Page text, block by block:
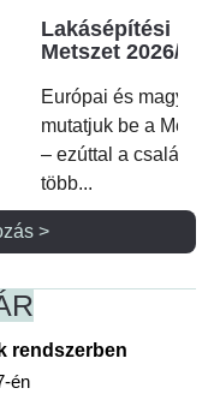
Lakásépítési
Metszet 2026/2.
Európai és magyar
mutatjuk be a
– ezúttal a családi
több...
>
rendszerben
én